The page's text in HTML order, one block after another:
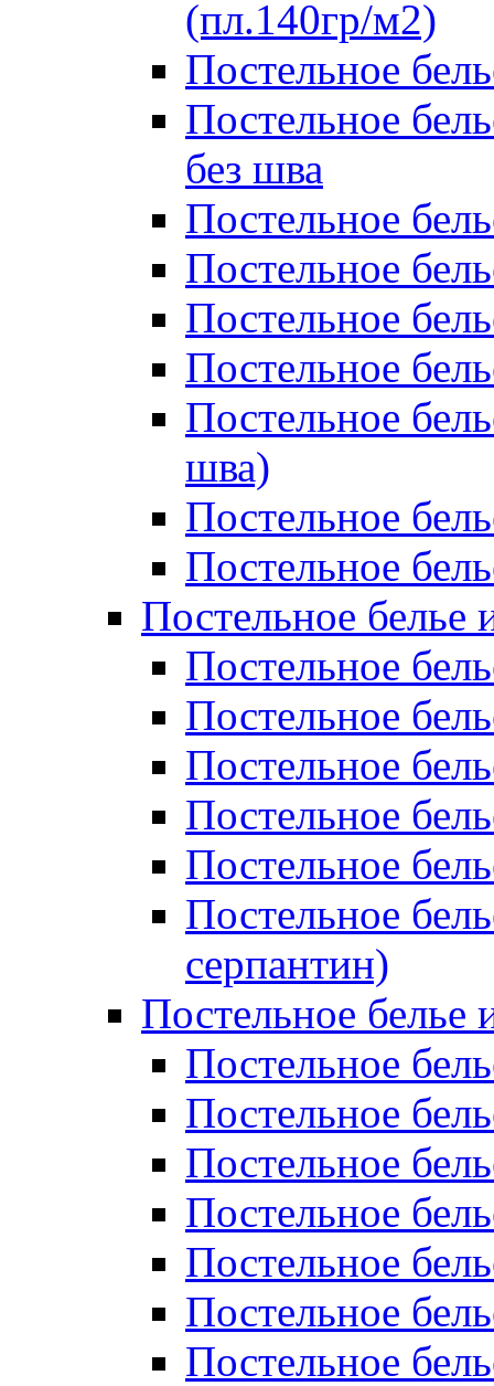
(пл.140гр/м2)
Постельное
Постельное
без шва
Постельное
Постельное
Постельное
Постельное
Постельное
шва)
Постельное
Постельное
Постельное белье
Постельное
Постельное
Постельное
Постельное
Постельное
Постельное
серпантин)
Постельное белье
Постельное
Постельное
Постельное
Постельное
Постельное
Постельное
Постельное